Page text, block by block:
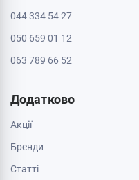
044 334 54 27
050 659 01 12
063 789 66 52
Додатково
Акції
Бренди
Cтатті